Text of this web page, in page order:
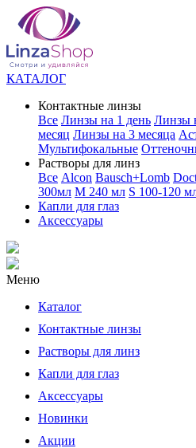
КАТАЛОГ
Контактные линзы
Все Линзы на 1 день Линзы
месяц Линзы на 3 месяца
Мультифокальные
Растворы для линз
Все Alcon Bausch+Lomb
300мл M 240 мл S 100-120
Капли для глаз
Аксессуары
Меню
Каталог
Контактные линзы
Растворы для линз
Капли для глаз
Аксессуары
Новинки
Акции